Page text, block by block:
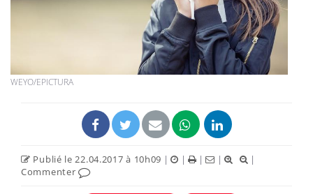
WEYO/EPICTURA
Publié le 22.04.2017 à 10h09 | | | |
|
Commenter